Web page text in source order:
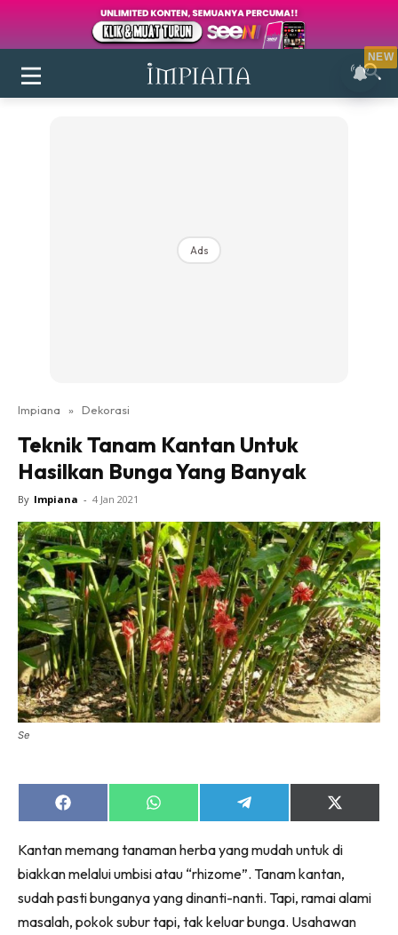
Login|Register
Ruang Makan
Ruang Tamu
Direktori
Interior Design
Landskap
DIY
Bilik Air
Bilik Tidur
Dapur
Ruang Makan
Make Over
Bilik Air
Ruang Makan
Menarik Lagi
Casa Impiana
Impiana Makeover
Makeover Ruang Selebriti
Ads
Impiana » Dekorasi
Teknik Tanam Kantan Untuk
Hasilkan Bunga Yang Banyak
By Impiana - 4 Jan 2021
Se
Share
on
Share
on
Share
on
Share
on
(Twitter)
Kantan memang tanaman herba yang mudah untuk di
biakkan melalui umbisi atau “rhizome”. Tanam kantan,
sudah pasti bunganya yang dinanti-nanti. Tapi, ramai alami
masalah, pokok subur tapi, tak keluar bunga. Usahawan
NEW